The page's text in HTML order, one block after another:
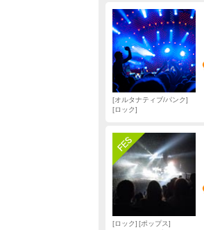
オルタナティブ/パンク
ロック
ロック
ポップス